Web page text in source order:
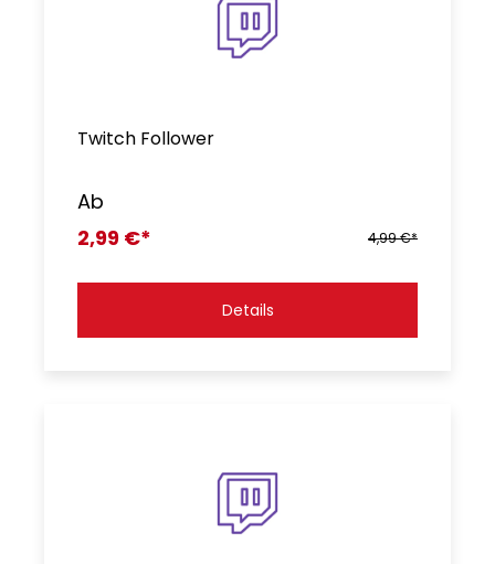
Twitch Follower
Ab
2,99 €*
4,99 €*
Details